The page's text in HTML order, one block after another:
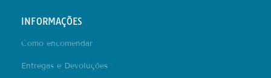
INFORMAÇÕES
Como encomendar
Entregas e Devoluções